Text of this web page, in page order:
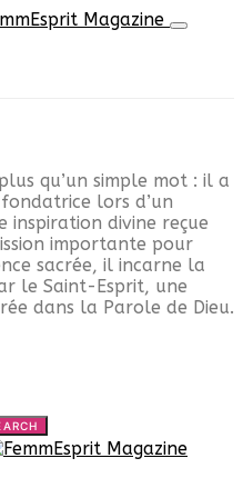
qu’un simple mot : il a
lors d’un
inspiration divine reçue
importante pour
sacrée, il incarne la
le Saint-Esprit, une
dans la Parole de Dieu.